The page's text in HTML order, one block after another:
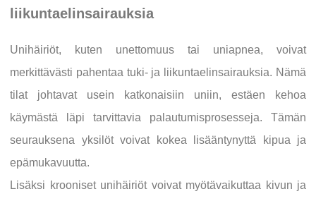
liikuntaelinsairauksia
Unihäiriöt, kuten unettomuus tai uniapnea, voivat
merkittävästi pahentaa tuki- ja liikuntaelinsairauksia. Nämä
tilat johtavat usein katkonaisiin uniin, estäen kehoa
käymästä läpi tarvittavia palautumisprosesseja. Tämän
seurauksena yksilöt voivat kokea lisääntynyttä kipua ja
epämukavuutta.
Lisäksi krooniset unihäiriöt voivat myötävaikuttaa kivun ja